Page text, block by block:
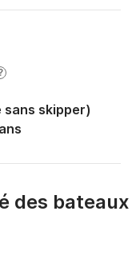
sans skipper)
des bateaux